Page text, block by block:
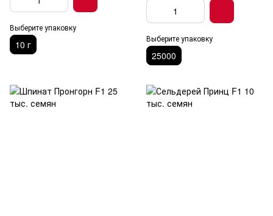
Выберите упаковку
10 г
Выберите упаковку
25000